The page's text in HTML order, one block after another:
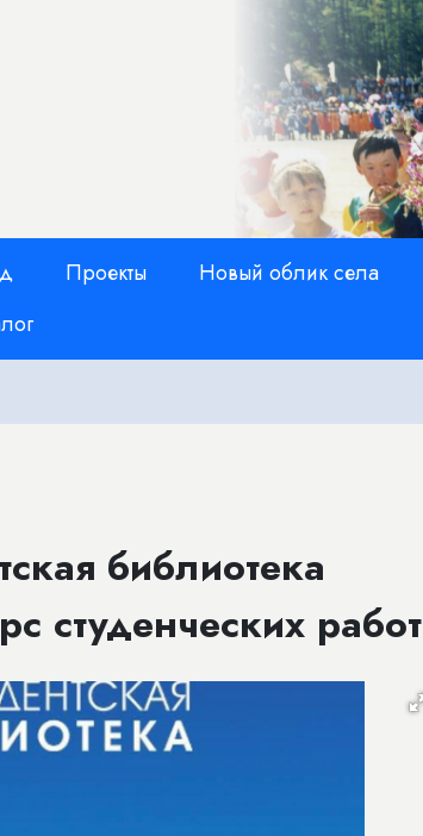
Проекты Новый облик села
библиотека
студенческих работ